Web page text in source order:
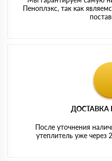
Пеноплэкс, так как
ДОСТАВКА
После уточнения
утеплитель уже через